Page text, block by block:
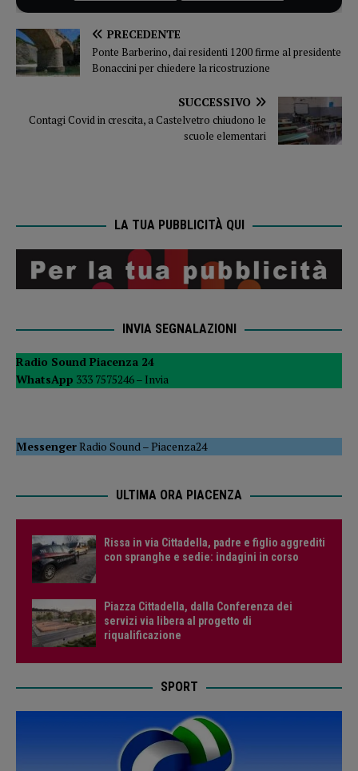
PRECEDENTE
Ponte Barberino, dai residenti 1200 firme al presidente
Bonaccini per chiedere la ricostruzione
SUCCESSIVO
Contagi Covid in crescita, a Castelvetro chiudono le
scuole elementari
LA TUA PUBBLICITÀ QUI
INVIA SEGNALAZIONI
Radio Sound Piacenza 24
WhatsApp 333 7575246 – Invia
MessengerRadio Sound–Piacenza24
ULTIMA ORA PIACENZA
Rissa in via Cittadella, padre e figlio aggrediti
con spranghe e sedie: indagini in corso
Piazza Cittadella, dalla Conferenza dei
servizi via libera al progetto di
riqualificazione
SPORT